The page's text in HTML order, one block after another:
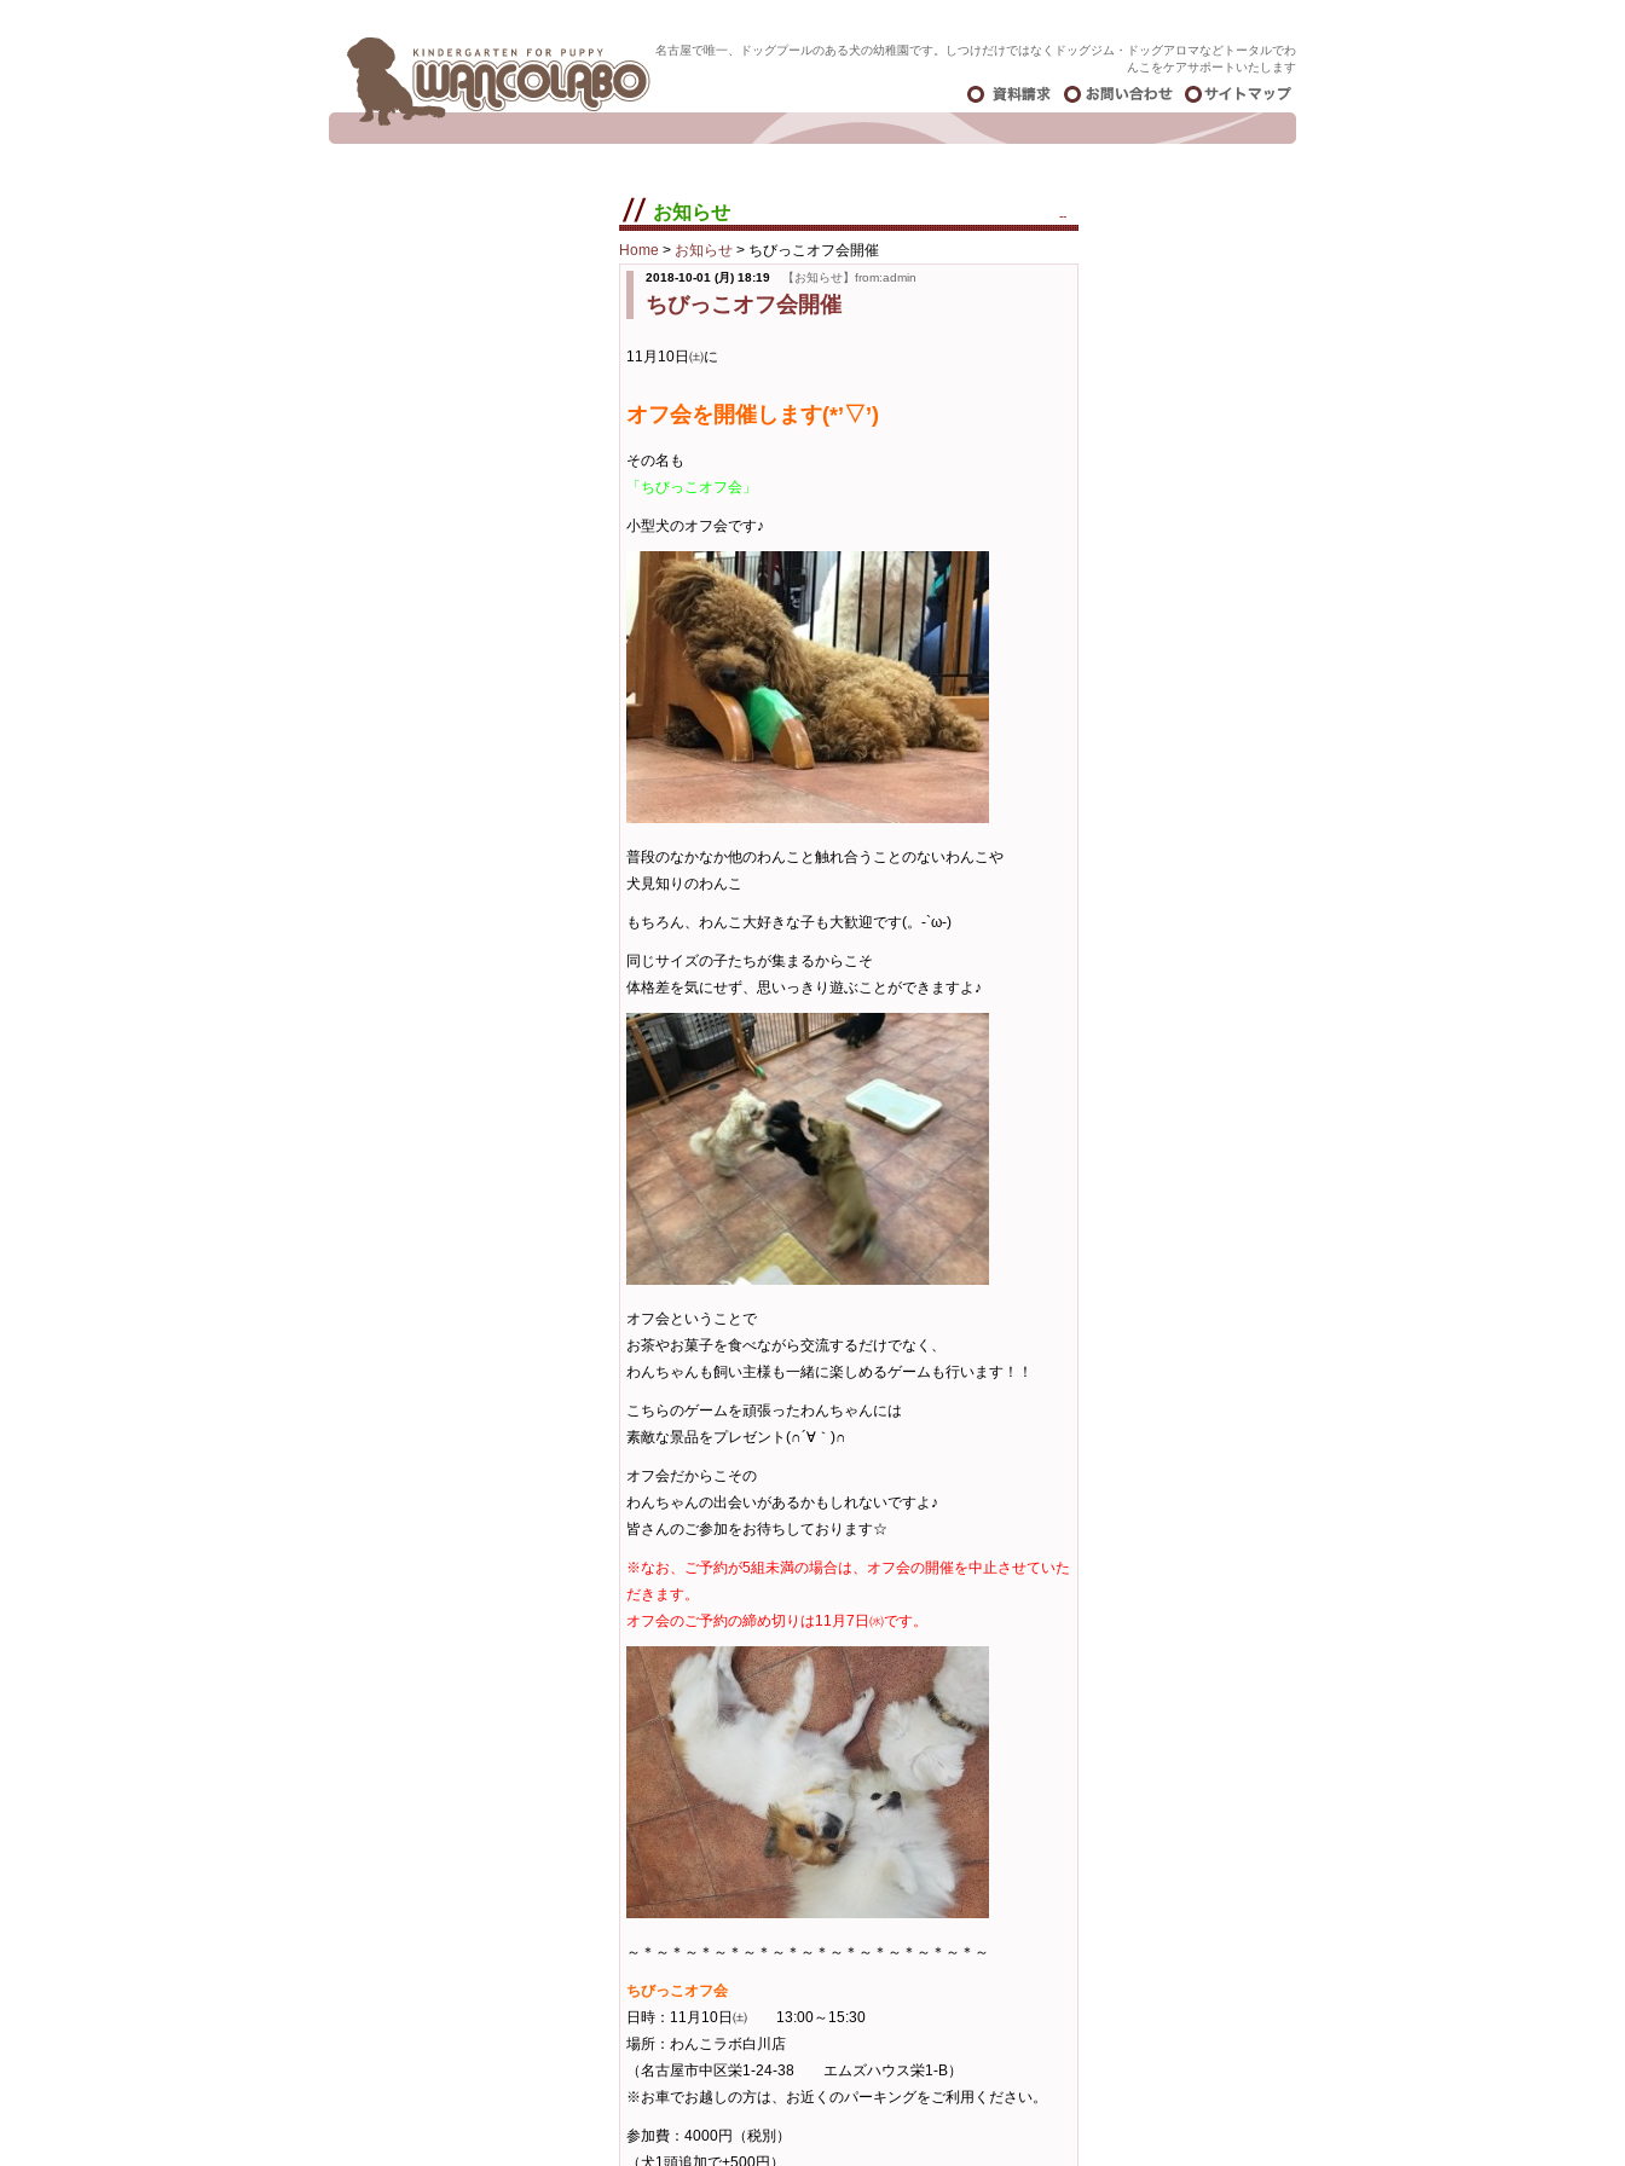
名古屋で唯一、ドッグプールのある犬の幼稚園です。しつけだけではなくドッグジム・ドッグアロマなどトータルでわ
んこをケアサポートいたします
お知らせ --
Home > お知らせ > ちびっこオフ会開催
2018-10-01 (月) 18:19 【お知らせ】from:admin
ちびっこオフ会開催
11月10日㈯に
オフ会を開催します(*’▽’)
その名も
「ちびっこオフ会」
小型犬のオフ会です♪
普段のなかなか他のわんこと触れ合うことのないわんこや
犬見知りのわんこ
もちろん、わんこ大好きな子も大歓迎です(。-`ω-)
同じサイズの子たちが集まるからこそ
体格差を気にせず、思いっきり遊ぶことができますよ♪
オフ会ということで
お茶やお菓子を食べながら交流するだけでなく、
わんちゃんも飼い主様も一緒に楽しめるゲームも行います！！
こちらのゲームを頑張ったわんちゃんには
素敵な景品をプレゼント(∩´∀｀)∩
オフ会だからこその
わんちゃんの出会いがあるかもしれないですよ♪
皆さんのご参加をお待ちしております☆
※なお、ご予約が5組未満の場合は、オフ会の開催を中止させていた
だきます。
オフ会のご予約の締め切りは11月7日㈬です。
～＊～＊～＊～＊～＊～＊～＊～＊～＊～＊～＊～＊～
ちびっこオフ会
日時：11月10日㈯ 13:00～15:30
場所：わんこラボ白川店
（名古屋市中区栄1-24-38 エムズハウス栄1-B）
※お車でお越しの方は、お近くのパーキングをご利用ください。
参加費：4000円（税別）
（犬1頭追加で+500円）